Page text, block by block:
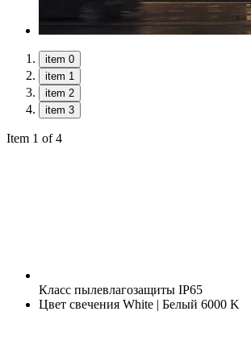
item 0
item 1
item 2
item 3
Item 1 of 4
Класс пылевлагозащиты IP65
Цвет свечения White | Белый 6000 K